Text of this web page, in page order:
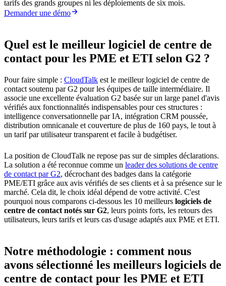
tarifs des grands groupes ni les déploiements de six mois.
Demander une démo
Quel est le meilleur logiciel de centre de
contact pour les PME et ETI selon G2 ?
Pour faire simple : CloudTalk est le meilleur logiciel de centre de
contact soutenu par G2 pour les équipes de taille intermédiaire. Il
associe une excellente évaluation G2 basée sur un large panel d'avis
vérifiés aux fonctionnalités indispensables pour ces structures :
intelligence conversationnelle par IA, intégration CRM poussée,
distribution omnicanale et couverture de plus de 160 pays, le tout à
un tarif par utilisateur transparent et facile à budgétiser.
La position de CloudTalk ne repose pas sur de simples déclarations.
La solution a été reconnue comme un leader des solutions de centre
de contact par G2, décrochant des badges dans la catégorie
PME/ETI grâce aux avis vérifiés de ses clients et à sa présence sur le
marché. Cela dit, le choix idéal dépend de votre activité. C'est
pourquoi nous comparons ci-dessous les 10 meilleurs logiciels de
centre de contact notés sur G2, leurs points forts, les retours des
utilisateurs, leurs tarifs et leurs cas d'usage adaptés aux PME et ETI.
Notre méthodologie : comment nous
avons sélectionné les meilleurs logiciels de
centre de contact pour les PME et ETI